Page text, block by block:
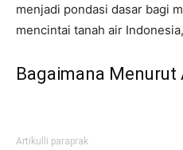
menjadi pondasi dasar bagi
mencintai tanah air
Bagaimana Menurut
Artikulli paraprak